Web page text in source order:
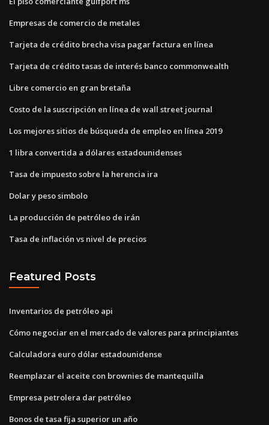
Empresas de comercio de metales
Tarjeta de crédito brecha visa pagar factura en línea
Tarjeta de crédito tasas de interés banco commonwealth
Libre comercio en gran bretaña
Costo de la suscripción en línea de wall street journal
Los mejores sitios de búsqueda de empleo en línea 2019
1 libra convertida a dólares estadounidenses
Tasa de impuesto sobre la herencia ira
Dolar y peso simbolo
La producción de petróleo de irán
Tasa de inflación vs nivel de precios
Featured Posts
Inventarios de petróleo api
Cómo negociar en el mercado de valores para principiantes
Calculadora euro dólar estadounidense
Reemplazar el aceite con brownies de mantequilla
Empresa petrolera dar petróleo
Bonos de tasa fija superior un año